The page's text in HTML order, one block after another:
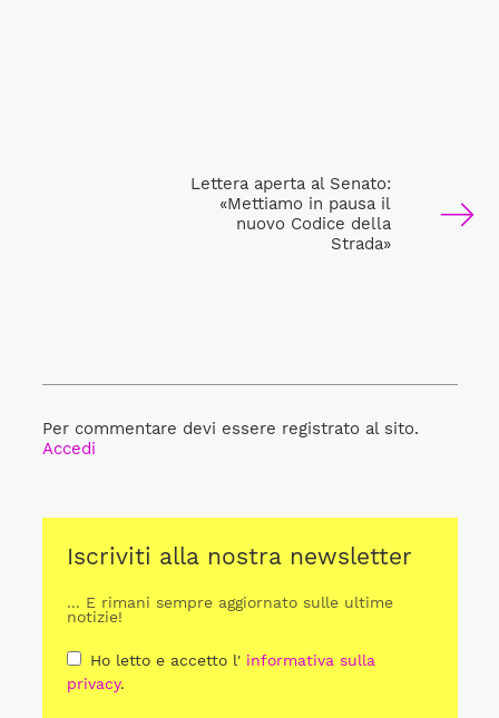
Lettera aperta al Senato:
«Mettiamo in pausa il
nuovo Codice della
Strada»
Per commentare devi essere registrato al sito.
Accedi
Iscriviti alla nostra newsletter
... E rimani sempre aggiornato sulle ultime
notizie!
Ho letto e accetto l' informativa sulla
privacy.